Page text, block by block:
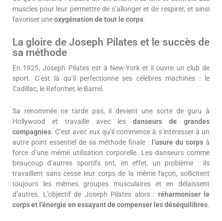
muscles pour leur permettre de s’allonger et de respirer, et ainsi
favoriser uneoxygénation de tout le corps.
La gloire de Joseph Pilates et le succès de
sa méthode
En 1925, Joseph Pilates est à New-York et il ouvre un club de
sport. C’est là qu’il perfectionne ses célèbres machines : le
Cadillac, le Reformer, le Barrel.
Sa renommée ne tarde pas, il devient une sorte de guru à
Hollywood et travaille avec les danseurs de grandes
compagnies. C’est avec eux qu’il commence à s’intéresser à un
autre point essentiel de sa méthode finale : l’usure du corps à
force d’une même utilisation corporelle. Les danseurs comme
beaucoup d’autres sportifs ont, en effet, un problème : ils
travaillent sans cesse leur corps de la même façon, sollicitent
toujours les mêmes groupes musculaires et en délaissent
d’autres. L’objectif de Joseph Pilates alors : réharmoniser le
corps et l’énergie en essayant de compenser les déséquilibres.